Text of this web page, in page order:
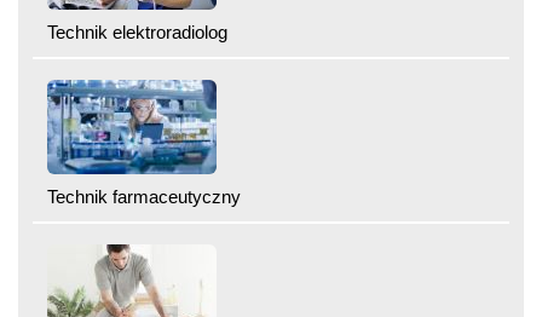
Technik elektroradiolog
Technik farmaceutyczny